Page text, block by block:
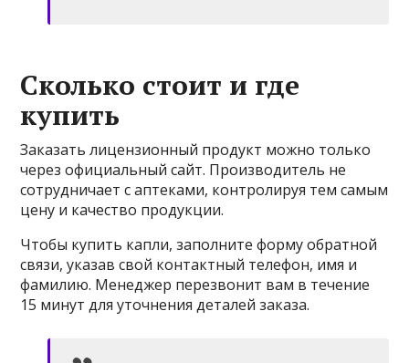
Сколько стоит и где
купить
Заказать лицензионный продукт можно только
через официальный сайт. Производитель не
сотрудничает с аптеками, контролируя тем самым
цену и качество продукции.
Чтобы купить капли, заполните форму обратной
связи, указав свой контактный телефон, имя и
фамилию. Менеджер перезвонит вам в течение
15 минут для уточнения деталей заказа.